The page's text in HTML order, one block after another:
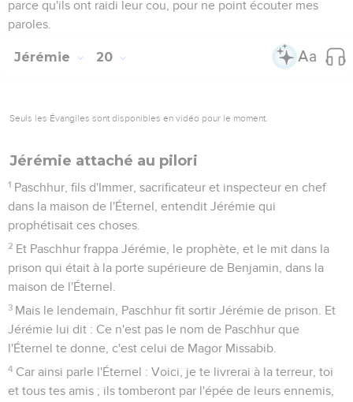
parce qu'ils ont raidi leur cou, pour ne point écouter mes
paroles.
Jérémie 20
Seuls les Évangiles sont disponibles en vidéo pour le moment.
Jérémie attaché au pilori
1 Paschhur, fils d'Immer, sacrificateur et inspecteur en chef
dans la maison de l'Éternel, entendit Jérémie qui
prophétisait ces choses.
2 Et Paschhur frappa Jérémie, le prophète, et le mit dans la
prison qui était à la porte supérieure de Benjamin, dans la
maison de l'Éternel.
3 Mais le lendemain, Paschhur fit sortir Jérémie de prison. Et
Jérémie lui dit : Ce n'est pas le nom de Paschhur que
l'Éternel te donne, c'est celui de Magor Missabib.
4 Car ainsi parle l'Éternel : Voici, je te livrerai à la terreur, toi
et tous tes amis ; ils tomberont par l'épée de leurs ennemis,